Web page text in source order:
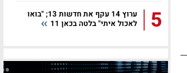
5
ערוץ 14 עקף את חדשות 13; "בואו
לאכול איתי" בלטה בכאן 11